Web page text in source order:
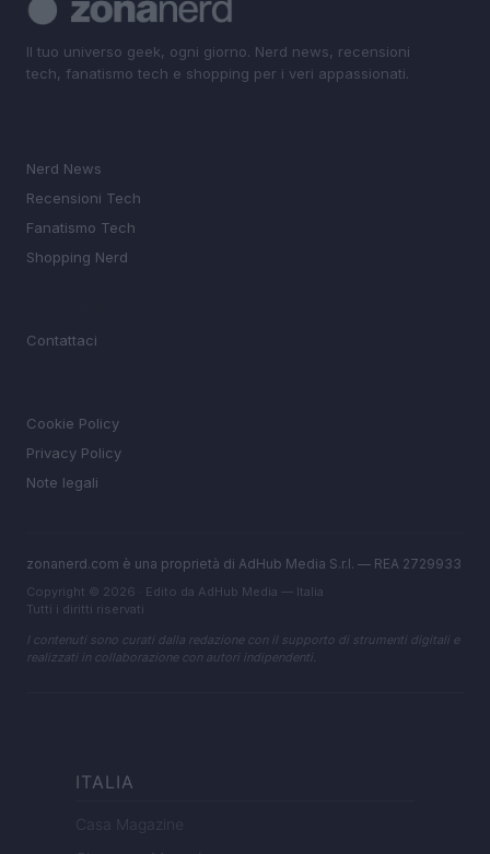
Il tuo universo geek, ogni giorno. Nerd news, recensioni
tech, fanatismo tech e shopping per i veri appassionati.
Nerd News
Recensioni Tech
Fanatismo Tech
Shopping Nerd
Contattaci
Cookie Policy
Privacy Policy
Note legali
zonanerd.com è una proprietà di AdHub Media S.r.l. — REA 2729933
Copyright © 2026 · Edito da AdHub Media — Italia
Tutti i diritti riservati
I contenuti sono curati dalla redazione con il supporto di strumenti digitali e
realizzati in collaborazione con autori indipendenti.
ITALIA
Casa Magazine